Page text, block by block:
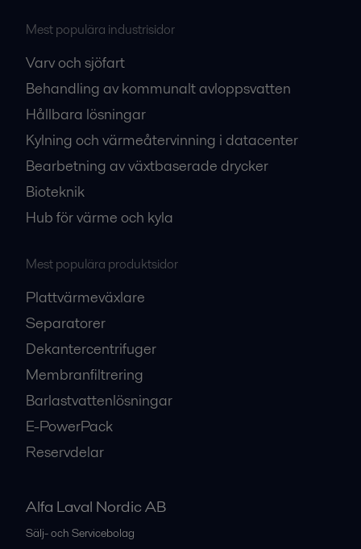
Mest populära industrisidor
Varv och sjöfart
Behandling av kommunalt avloppsvatten
Hållbara lösningar
Kylning och värmeåtervinning i datacenter
Bearbetning av växtbaserade drycker
Bioteknik
Hub för värme och kyla
Mest populära produktsidor
Plattvärmeväxlare
Separatorer
Dekantercentrifuger
Membranfiltrering
Barlastvattenlösningar
E-PowerPack
Reservdelar
Alfa Laval Nordic AB
Sälj- och Servicebolag